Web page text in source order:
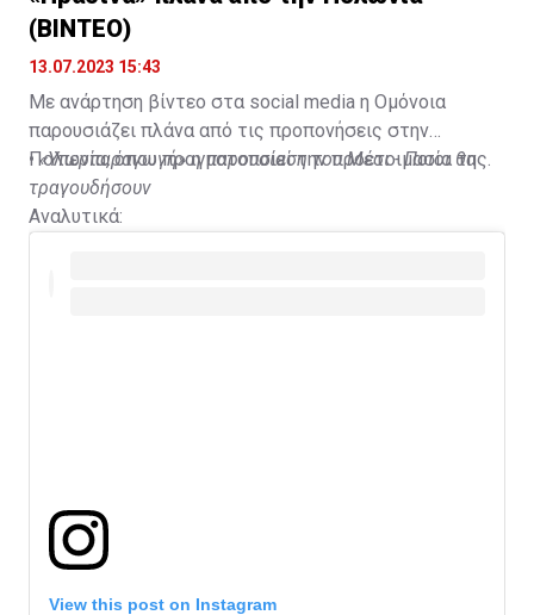
(ΒΙΝΤΕΟ)
13.07.2023 15:43
Με ανάρτηση βίντεο στα social media η Ομόνοια
παρουσιάζει πλάνα από τις προπονήσεις στην
Πολωνία, όπου πραγματοποιεί την προετοιμασία της.
•«Υπερπαραγωγή» η παρουσίαση του Μέσι - Ποιοι θα
τραγουδήσουν
Αναλυτικά:
View this post on Instagram